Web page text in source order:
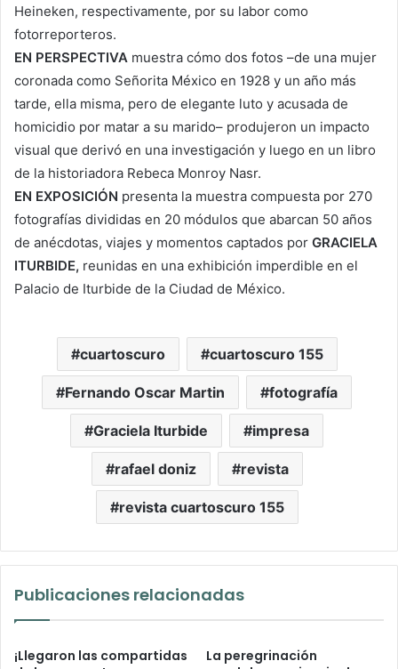
Heineken, respectivamente, por su labor como
fotorreporteros.
EN PERSPECTIVA muestra cómo dos fotos –de una mujer
coronada como Señorita México en 1928 y un año más
tarde, ella misma, pero de elegante luto y acusada de
homicidio por matar a su marido– produjeron un impacto
visual que derivó en una investigación y luego en un libro
de la historiadora Rebeca Monroy Nasr.
EN EXPOSICIÓN presenta la muestra compuesta por 270
fotografías divididas en 20 módulos que abarcan 50 años
de anécdotas, viajes y momentos captados por GRACIELA
ITURBIDE, reunidas en una exhibición imperdible en el
Palacio de Iturbide de la Ciudad de México.
cuartoscuro cuartoscuro 155
Fernando Oscar Martin fotografía
Graciela Iturbide impresa
rafael doniz revista
revista cuartoscuro 155
Publicaciones relacionadas
¡Llegaron las compartidas
La peregrinación